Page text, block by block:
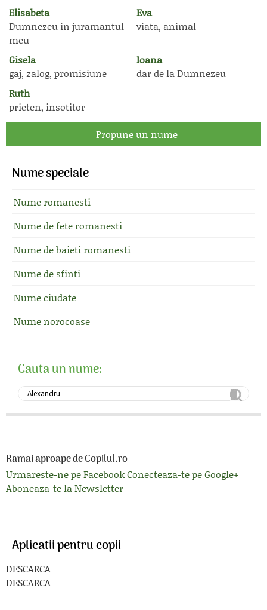
Elisabeta
Dumnezeu in juramantul
meu
Eva
viata, animal
Gisela
gaj, zalog, promisiune
Ioana
dar de la Dumnezeu
Ruth
prieten, insotitor
Propune un nume
Nume speciale
Nume romanesti
Nume de fete romanesti
Nume de baieti romanesti
Nume de sfinti
Nume ciudate
Nume norocoase
Cauta un nume:
Ramai aproape de Copilul.ro
Urmareste-ne pe FacebookConecteaza-te pe Google+
Aboneaza-te la Newsletter
Aplicatii pentru copii
DESCARCA
DESCARCA